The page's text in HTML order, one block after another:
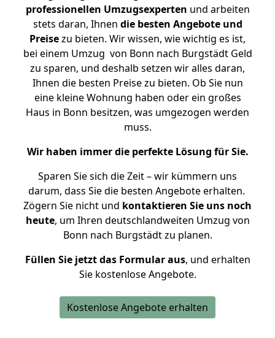
professionellen Umzugsexperten und arbeiten
stets daran, Ihnen die besten Angebote und
Preisezu bieten. Wir wissen, wie wichtig es ist,
bei einem Umzug von Bonn nach Burgstädt Geld
zu sparen, und deshalb setzen wir alles daran,
Ihnen die besten Preise zu bieten. Ob Sie nun
eine kleine Wohnung haben oder ein großes
Haus in Bonn besitzen, was umgezogen werden
muss.
Wir haben immer die perfekte Lösung für Sie.
Sparen Sie sich die Zeit – wir kümmern uns
darum, dass Sie die besten Angebote erhalten.
Zögern Sie nicht und kontaktieren Sie uns noch
heute, um Ihren deutschlandweiten Umzug von
Bonn nach Burgstädt zu planen.
Füllen Sie jetzt das Formular aus, und erhalten
Sie kostenlose Angebote.
Kostenlose Angebote erhalten